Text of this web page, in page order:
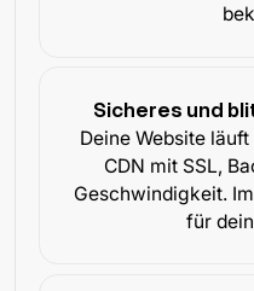
Sicheres und
Deine Website
CDN mit SSL,
Geschwindigkeit.
für